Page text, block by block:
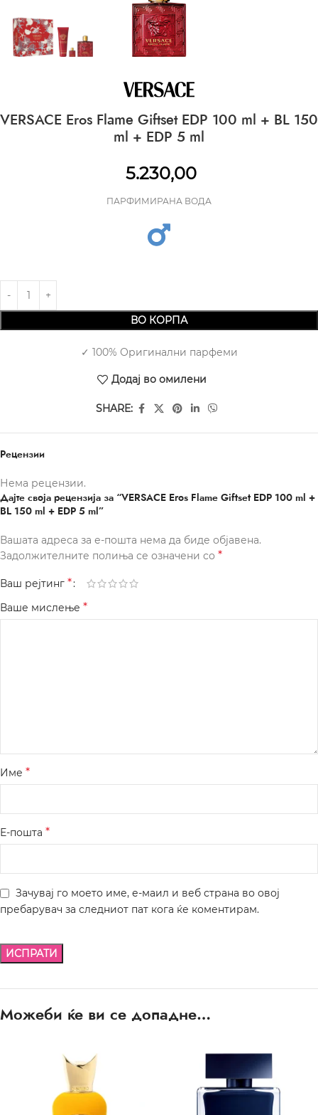
VERSACE Eros Flame Giftset EDP 100 ml + BL 150
ml + EDP 5 ml
5.230,00
ПАРФИМИРАНА ВОДА
ВО КОРПА
✓ 100% Оригинални парфеми
Додај во омилени
SHARE:
Рецензии
Нема рецензии.
Дајте своја рецензија за “VERSACE Eros Flame Giftset EDP 100 ml +
BL 150 ml + EDP 5 ml”
Вашата адреса за е-пошта нема да биде објавена.
Задолжителните полиња се означени со *
Ваш рејтинг *
Ваше мислење *
Име *
Е-пошта *
Зачувај го моето име, е-маил и веб страна во овој
пребарувач за следниот пат кога ќе коментирам.
Можеби ќе ви се допадне…